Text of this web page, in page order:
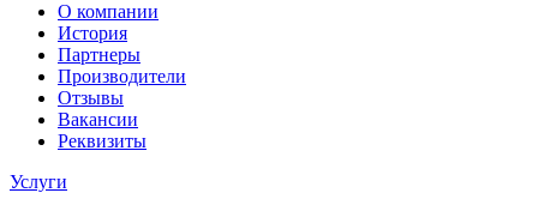
О компании
История
Партнеры
Производители
Отзывы
Вакансии
Реквизиты
Услуги